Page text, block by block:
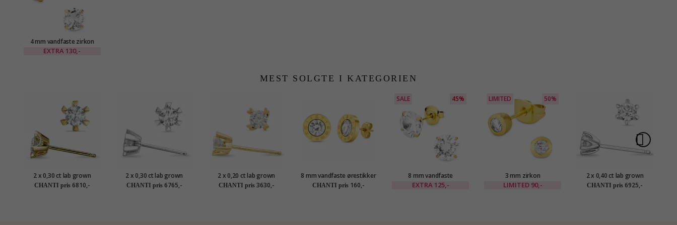
4 mm vandfaste zirkon
solitaireørestikker i
EXTRA 130,-
MEST SOLGTE I KATEGORIEN
2 x 0,30 ct lab grown
diamant solitaireørestikker
i 14 karat guld med lab
CHANTI pris 6810,-
2 x 0,30 ct lab grown
diamant solitaireørestikker
i 14 karat hvidguld med lab
CHANTI pris 6765,-
2 x 0,20 ct lab grown
diamant solitaireørestikker
i 9 karat guld med lab
CHANTI pris 3630,-
8 mm vandfaste ørestikker
i forgyldt stål - OCEANA
CHANTI pris 160,-
SALE 45%
8 mm vandfaste
solitaireørestikker i
EXTRA 125,-
LIMITED 50%
3 mm zirkon
solitaireørestikker i
LIMITED 90,-
2 x 0,40 ct lab grown
diamant solitaireørestikker
i 14 karat hvidguld med lab
CHANTI pris 6925,-